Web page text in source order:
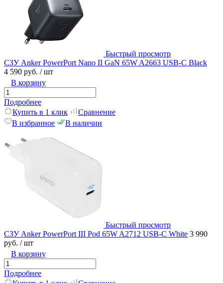
Быстрый просмотр
СЗУ Anker PowerPort Nano II GaN 65W A2663 USB-C Black
4 590 руб. / шт
В корзину
Подробнее
Купить в 1 клик
Сравнение
В избранное
В наличии
Быстрый просмотр
СЗУ Anker PowerPort III Pod 65W A2712 USB-C White 3 990
руб. / шт
В корзину
Подробнее